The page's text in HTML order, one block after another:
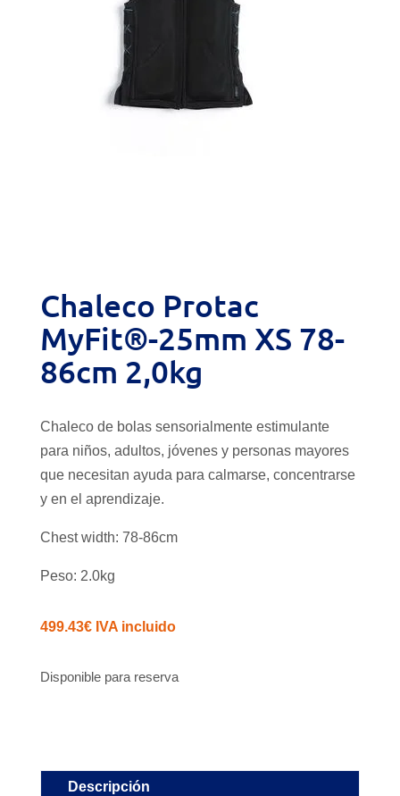
Chaleco Protac
MyFit®-25mm XS 78-
86cm 2,0kg
Chaleco de bolas sensorialmente estimulante
para niños, adultos, jóvenes y personas mayores
que necesitan ayuda para calmarse, concentrarse
y en el aprendizaje.
Chest width: 78-86cm
Peso: 2.0kg
499.43€ IVA incluido
Disponible para reserva
Descripción